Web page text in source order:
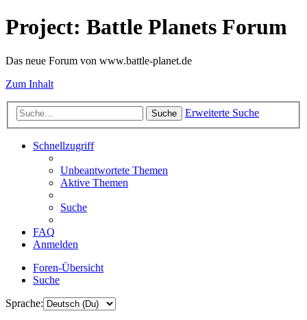
Project: Battle Planets Forum
Das neue Forum von www.battle-planet.de
Zum Inhalt
Suche Erweiterte Suche
Schnellzugriff
Unbeantwortete Themen
Aktive Themen
Suche
FAQ
Anmelden
Foren-Übersicht
Suche
Sprache: